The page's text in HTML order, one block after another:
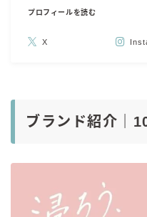
プロフィールを読む
X
ブランド紹介｜